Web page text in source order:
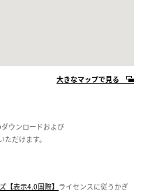
大きなマップで見る
ウンロードおよび
だけます。
【表示4.0国際】 ライセンスに従うかぎ